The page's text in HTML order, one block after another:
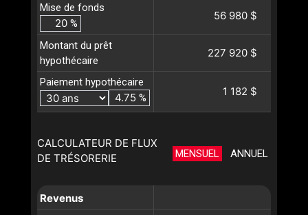
Mise de fonds
%
56 980 $
Montant du prêt
hypothécaire
227 920 $
Paiement hypothécaire
%
1 182 $
CALCULATEUR DE FLUX
DE TRÉSORERIE
MENSUEL ANNUEL
Revenus